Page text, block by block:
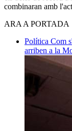
combinaran amb
ARA A PORTADA
Política Com
arriben a la